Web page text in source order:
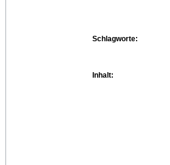
Schlagworte:
Inhalt: